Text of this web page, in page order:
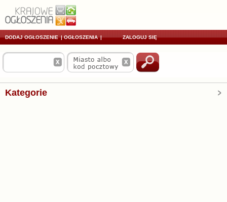
DODAJ OGŁOSZENIE | OGŁOSZENIA | ZALOGUJ SIĘ
Kategorie